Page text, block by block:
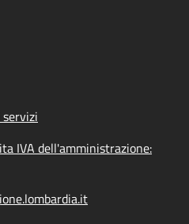
IVA dell'amministrazione: